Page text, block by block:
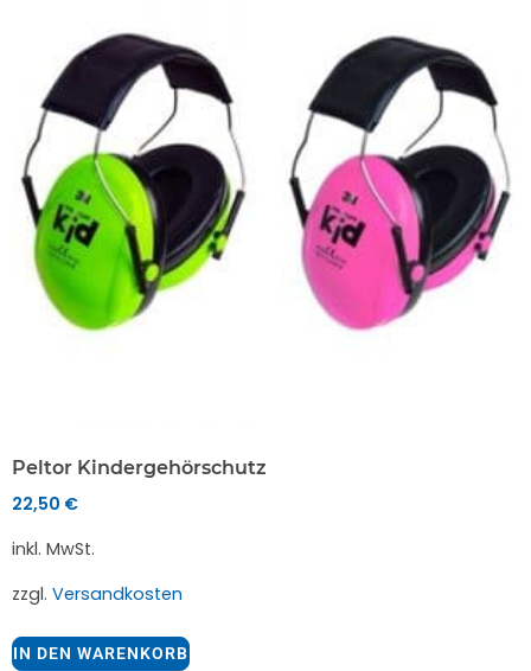
Peltor Kindergehörschutz
22,50 €
inkl. MwSt.
zzgl. Versandkosten
IN DEN WARENKORB